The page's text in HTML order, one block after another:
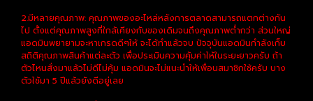
2.มีหลายคุณภาพ: คุณภาพของอะไหล่หลังการตลาดสามารถแตกต่างกัน
ไป ตั้งแต่คุณภาพสูงที่ใกล้เคียงกับของเดิมจนถึงคุณภาพต่ำกว่า ส่วนใหญ่
แอดมินพยายามจะหาเกรดดีๆให้ จะได้ทำแล้วจบ ปัจจุบันแอดมินกำลังเก็บ
สถิติคุณภาพสินค้าแต่ละตัว เพื่อประเมินความคุ้มค่าให้ในระยะยาวครับ ถ้า
ตัวไหนสั่งมาแล้วไม่ดีไม่คุ้ม แอดมินจะไม่แนะนำให้เพื่อนสมาชิกใช้ครับ บาง
ตัวใช้มา 5 ปีแล้วยังดีอยู่เลย